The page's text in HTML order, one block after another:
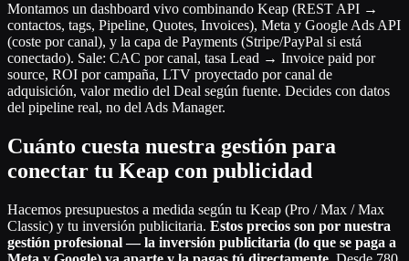
Montamos un dashboard vivo combinando Keap (REST API →
contactos, tags, Pipeline, Quotes, Invoices), Meta y Google Ads API
(coste por canal), y la capa de Payments (Stripe/PayPal si está
conectado). Sale: CAC por canal, tasa Lead → Invoice paid por
source, ROI por campaña, LTV proyectado por canal de
adquisición, valor medio del Deal según fuente. Decides con datos
del pipeline real, no del Ads Manager.
Cuánto cuesta nuestra gestión para
conectar tu Keap con publicidad
Hacemos presupuestos a medida según tu Keap (Pro / Max / Max
Classic) y tu inversión publicitaria. Estos precios son por nuestra
gestión profesional — la inversión publicitaria (lo que se paga a